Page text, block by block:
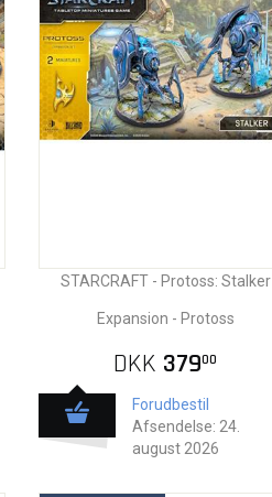
STARCRAFT - Protoss: Stalker
Expansion - Protoss
DKK 37900
Forudbestil
Afsendelse: 24.
august 2026